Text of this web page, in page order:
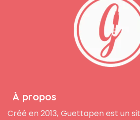
À propos
Créé en 2013, Guettapen est un